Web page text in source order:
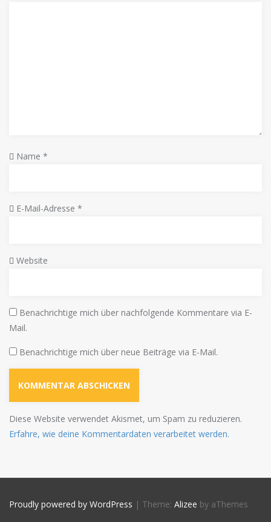
Name *
E-Mail-Adresse *
Website
Benachrichtige mich über nachfolgende Kommentare via E-
Mail.
Benachrichtige mich über neue Beiträge via E-Mail.
Diese Website verwendet Akismet, um Spam zu reduzieren.
Erfahre, wie deine Kommentardaten verarbeitet werden.
Proudly powered by WordPress | Theme: Alizee by aThemes